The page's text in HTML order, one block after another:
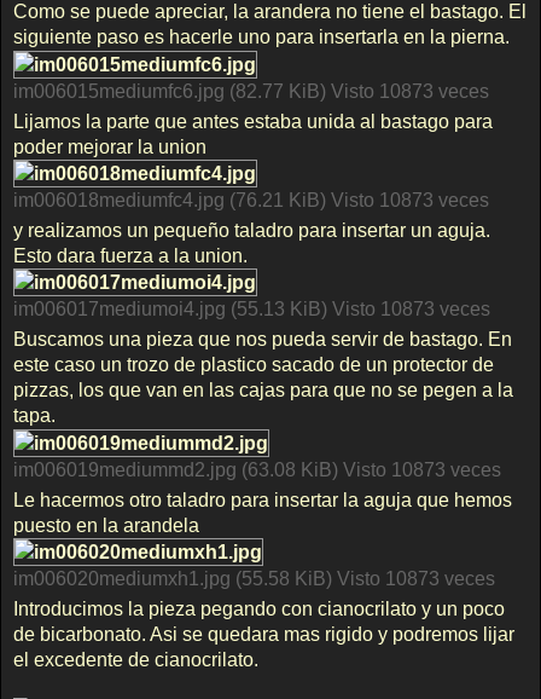
Como se puede apreciar, la arandera no tiene el bastago. El
siguiente paso es hacerle uno para insertarla en la pierna.
im006015mediumfc6.jpg (82.77 KiB) Visto 10873 veces
Lijamos la parte que antes estaba unida al bastago para
poder mejorar la union
im006018mediumfc4.jpg (76.21 KiB) Visto 10873 veces
y realizamos un pequeño taladro para insertar un aguja.
Esto dara fuerza a la union.
im006017mediumoi4.jpg (55.13 KiB) Visto 10873 veces
Buscamos una pieza que nos pueda servir de bastago. En
este caso un trozo de plastico sacado de un protector de
pizzas, los que van en las cajas para que no se pegen a la
tapa.
im006019mediummd2.jpg (63.08 KiB) Visto 10873 veces
Le hacermos otro taladro para insertar la aguja que hemos
puesto en la arandela
im006020mediumxh1.jpg (55.58 KiB) Visto 10873 veces
Introducimos la pieza pegando con cianocrilato y un poco
de bicarbonato. Asi se quedara mas rigido y podremos lijar
el excedente de cianocrilato.